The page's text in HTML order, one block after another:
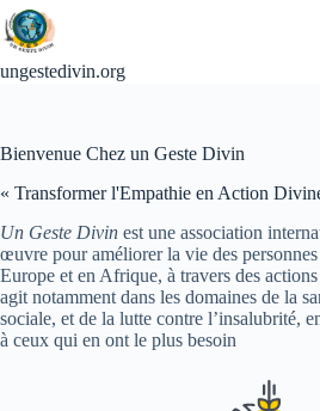
Passer
au
contenu
ungestedivin.org
Bienvenue Chez un Geste Divin
« Transformer l'Empathie en Action
Un Geste Divin est une association
œuvre pour améliorer la vie des
Europe et en Afrique, à travers des
agit notamment dans les domaines de la
sociale, et de la lutte contre l’insalubrité,
à ceux qui en ont le plus besoin